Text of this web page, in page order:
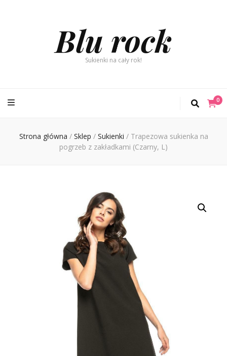
Blu rock
Sukienki na cały rok!
0
Strona główna / Sklep / Sukienki / Trapezowa sukienka na
pogrzeb z zakładkami (Czarny, L)